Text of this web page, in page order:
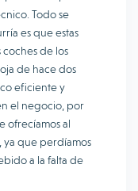
Todo se
es que estas
coches de los
de hace dos
eficiente y
el negocio, por
ofrecíamos al
ya que perdíamos
a la falta de